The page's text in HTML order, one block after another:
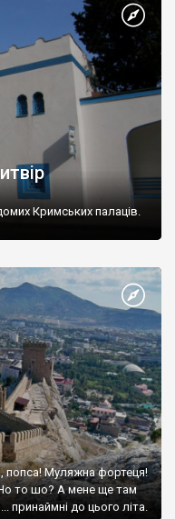
Кримських палаців.
попса! Муляжна фортеця!
Но то шо? А мене ще там
принаймні до цього літа.